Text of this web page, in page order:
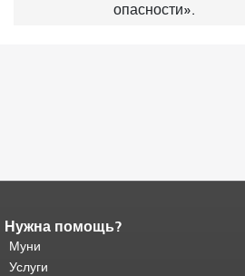
опасности».
Конец содержимого
страницы.
страницы повторяется на каждой
Нужна помощь?
Муни
Услуги